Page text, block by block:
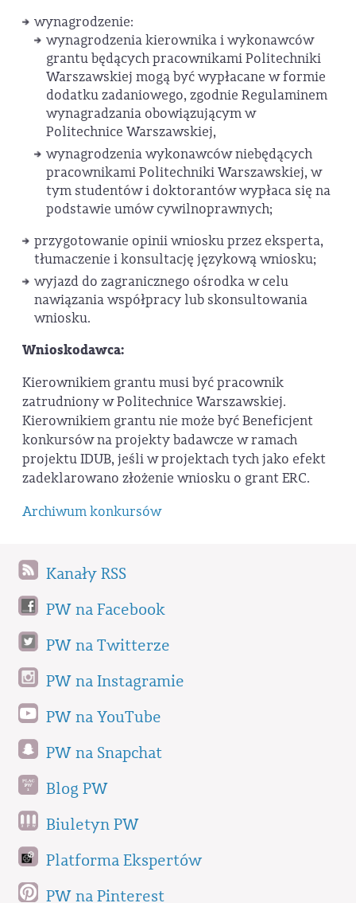
wynagrodzenie:
wynagrodzenia kierownika i wykonawców
grantu będących pracownikami Politechniki
Warszawskiej mogą być wypłacane w formie
dodatku zadaniowego, zgodnie Regulaminem
wynagradzania obowiązującym w
Politechnice Warszawskiej,
wynagrodzenia wykonawców niebędących
pracownikami Politechniki Warszawskiej, w
tym studentów i doktorantów wypłaca się na
podstawie umów cywilnoprawnych;
przygotowanie opinii wniosku przez eksperta,
tłumaczenie i konsultację językową wniosku;
wyjazd do zagranicznego ośrodka w celu
nawiązania współpracy lub skonsultowania
wniosku.
Wnioskodawca:
Kierownikiem grantu musi być pracownik
zatrudniony w Politechnice Warszawskiej.
Kierownikiem grantu nie może być Beneficjent
konkursów na projekty badawcze w ramach
projektu IDUB, jeśli w projektach tych jako efekt
zadeklarowano złożenie wniosku o grant ERC.
Archiwum konkursów
Kanały RSS
PW na Facebook
PW na Twitterze
PW na Instagramie
PW na YouTube
PW na Snapchat
Blog PW
Biuletyn PW
Platforma Ekspertów
PW na Pinterest